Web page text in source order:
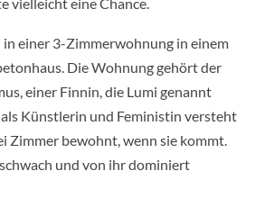
in einer 3-Zimmerwohnung in einem
Die Wohnung gehört der
einer Finnin, die Lumi genannt
Künstlerin und Feministin versteht
Zimmer bewohnt, wenn sie kommt.
und von ihr dominiert